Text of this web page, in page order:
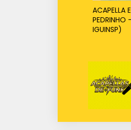
ACAPELLA
PEDRINHO
IGUINSP)